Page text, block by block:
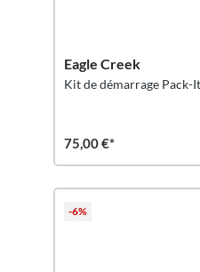
Eagle Creek
Kit de démarrage Pack-It
75,00 €*
-6%